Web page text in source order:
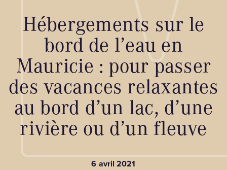
Événements
L'été en Mauricie
BLOGUE
Hébergements sur le
bord de l’eau en
Mauricie : pour passer
des vacances relaxantes
au bord d’un lac, d’une
rivière ou d’un fleuve
6 avril 2021